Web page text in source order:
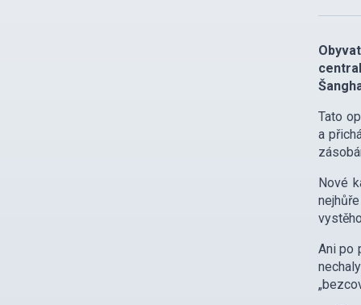
Tato
a
Nové
Ani po